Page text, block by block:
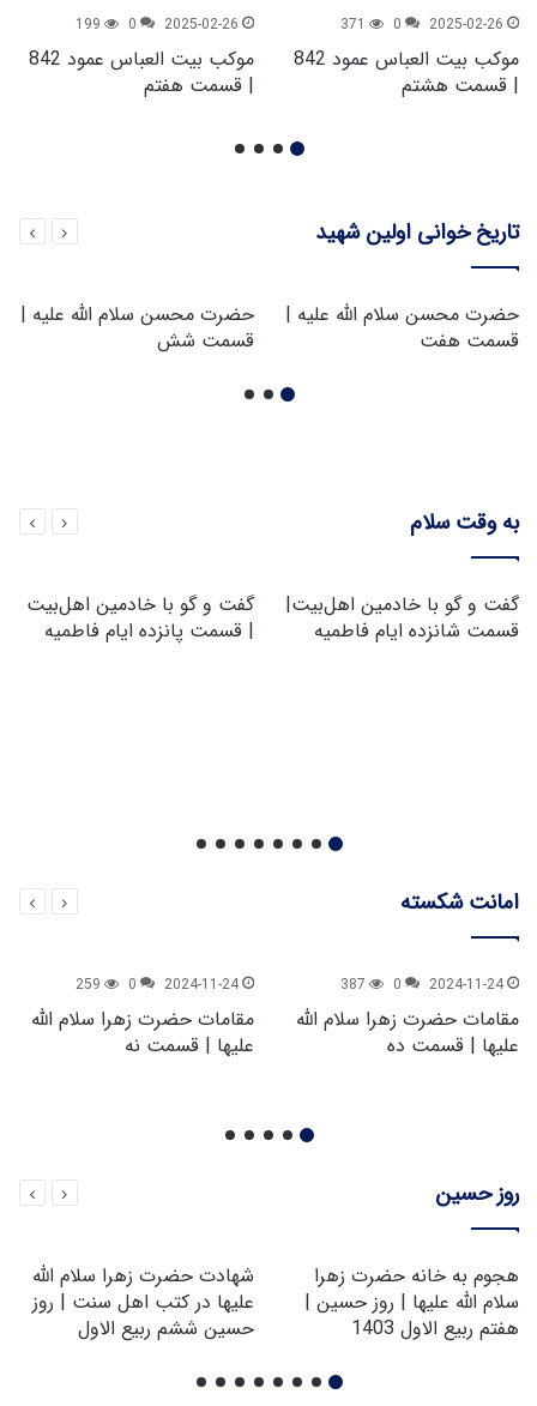
2025-02-26
0
371
موکب بیت العباس عمود 842
| قسمت هشتم
2025-02-26
0
199
موکب بیت العباس عمود 842
| قسمت هفتم
تاریخ خوانی اولین شهید
حضرت محسن سلام الله علیه |
قسمت هفت
حضرت محسن سلام الله علیه |
قسمت شش
به وقت سلام
گفت و گو با خادمین اهل‌بیت|
قسمت شانزده ایام فاطمیه
گفت و گو با خادمین اهل‌بیت
| قسمت پانزده ایام فاطمیه
امانت شکسته
2024-11-24
0
387
مقامات حضرت زهرا سلام الله
علیها | قسمت ده
2024-11-24
0
259
مقامات حضرت زهرا سلام الله
علیها | قسمت نه
روز حسین
هجوم به خانه حضرت زهرا
سلام الله علیها | روز حسین |
هفتم ربیع الاول 1403
شهادت حضرت زهرا سلام الله
علیها در کتب اهل سنت | روز
حسین ششم ربیع الاول